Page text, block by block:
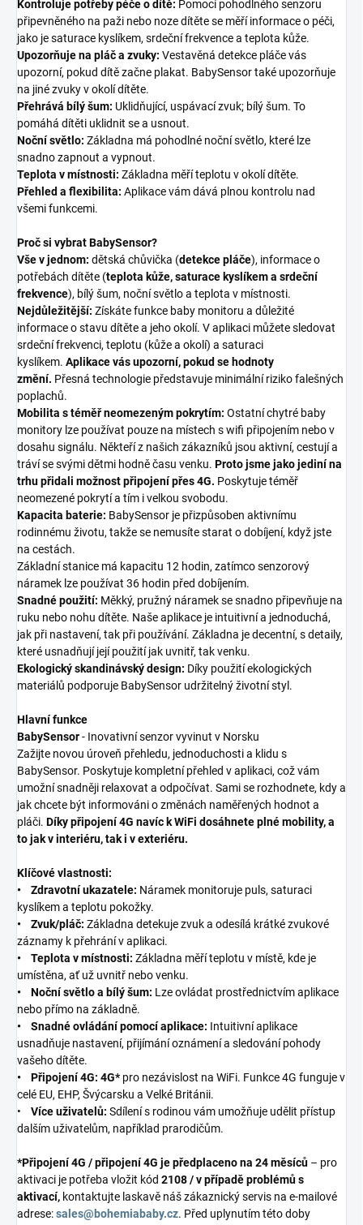
Kontroluje potřeby péče o dítě: Pomocí pohodlného senzoru
připevněného na paži nebo noze dítěte se měří informace o péči,
jako je saturace kyslíkem, srdeční frekvence a teplota kůže.
Upozorňuje na pláč a zvuky: Vestavěná detekce pláče vás
upozorní, pokud dítě začne plakat. BabySensor také upozorňuje
na jiné zvuky v okolí dítěte.
Přehrává bílý šum: Uklidňující, uspávací zvuk; bílý šum. To
pomáhá dítěti uklidnit se a usnout.
Noční světlo: Základna má pohodlné noční světlo, které lze
snadno zapnout a vypnout.
Teplota v místnosti: Základna měří teplotu v okolí dítěte.
Přehled a flexibilita: Aplikace vám dává plnou kontrolu nad
všemi funkcemi.
Proč si vybrat BabySensor?
Vše v jednom: dětská chůvička (detekce pláče), informace o
potřebách dítěte (teplota kůže, saturace kyslíkem a srdeční
frekvence), bílý šum, noční světlo a teplota v místnosti.
Nejdůležitější: Získáte funkce baby monitoru a důležité
informace o stavu dítěte a jeho okolí. V aplikaci můžete sledovat
srdeční frekvenci, teplotu (kůže a okolí) a saturaci
kyslíkem. Aplikace vás upozorní, pokud se hodnoty
změní. Přesná technologie představuje minimální riziko falešných
poplachů.
Mobilita s téměř neomezeným pokrytím: Ostatní chytré baby
monitory lze používat pouze na místech s wifi připojením nebo v
dosahu signálu. Někteří z našich zákazníků jsou aktivní, cestují a
tráví se svými dětmi hodně času venku. Proto jsme jako jediní na
trhu přidali možnost připojení přes 4G. Poskytuje téměř
neomezené pokrytí a tím i velkou svobodu.
Kapacita baterie: BabySensor je přizpůsoben aktivnímu
rodinnému životu, takže se nemusíte starat o dobíjení, když jste
na cestách.
Základní stanice má kapacitu 12 hodin, zatímco senzorový
náramek lze používat 36 hodin před dobíjením.
Snadné použití: Měkký, pružný náramek se snadno připevňuje na
ruku nebo nohu dítěte. Naše aplikace je intuitivní a jednoduchá,
jak při nastavení, tak při používání. Základna je decentní, s detaily,
které usnadňují její použití jak uvnitř, tak venku.
Ekologický skandinávský design: Díky použití ekologických
materiálů podporuje BabySensor udržitelný životní styl.
Hlavní funkce
BabySensor- Inovativní senzor vyvinut v Norsku
Zažijte novou úroveň přehledu, jednoduchosti a klidu s
BabySensor. Poskytuje kompletní přehled v aplikaci, což vám
umožní snadněji relaxovat a odpočívat. Sami se rozhodnete, kdy a
jak chcete být informováni o změnách naměřených hodnot a
pláči. Díky připojení 4G navíc k WiFi dosáhnete plné mobility, a
to jak v interiéru, tak i v exteriéru.
Klíčové vlastnosti:
• Zdravotní ukazatele: Náramek monitoruje puls, saturaci
kyslíkem a teplotu pokožky.
• Zvuk/pláč: Základna detekuje zvuk a odesílá krátké zvukové
záznamy k přehrání v aplikaci.
• Teplota v místnosti: Základna měří teplotu v místě, kde je
umístěna, ať už uvnitř nebo venku.
• Noční světlo a bílý šum: Lze ovládat prostřednictvím aplikace
nebo přímo na základně.
• Snadné ovládání pomocí aplikace: Intuitivní aplikace
usnadňuje nastavení, přijímání oznámení a sledování pohody
vašeho dítěte.
• Připojení 4G: 4G* pro nezávislost na WiFi. Funkce 4G funguje v
celé EU, EHP, Švýcarsku a Velké Británii.
•
Více uživatelů: Sdílení s rodinou vám umožňuje udělit přístup
dalším uživatelům, například prarodičům.
*Připojení 4G /připojení 4G je předplaceno na 24 měsíců – pro
aktivaci je potřeba vložit kód 2108 / v případě problémů s
aktivací, kontaktujte laskavě náš zákaznický servis na e-mailové
adrese:sales@bohemiababy.cz. Před uplynutím této doby